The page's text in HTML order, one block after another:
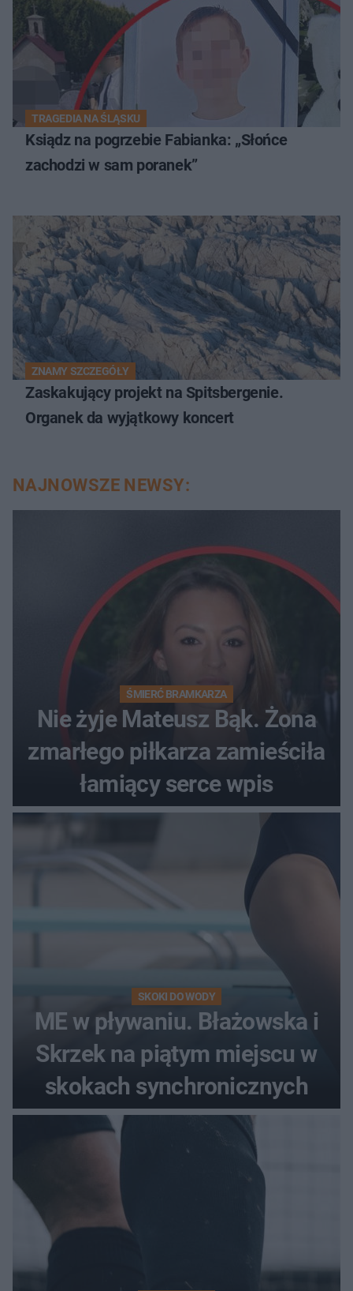
TRAGEDIA NA ŚLĄSKU
Ksiądz na pogrzebie Fabianka: „Słońce
zachodzi w sam poranek”
ZNAMY SZCZEGÓŁY
Zaskakujący projekt na Spitsbergenie.
Organek da wyjątkowy koncert
NAJNOWSZE NEWSY:
ŚMIERĆ BRAMKARZA
Nie żyje Mateusz Bąk. Żona
zmarłego piłkarza zamieściła
łamiący serce wpis
SKOKI DO WODY
ME w pływaniu. Błażowska i
Skrzek na piątym miejscu w
skokach synchronicznych